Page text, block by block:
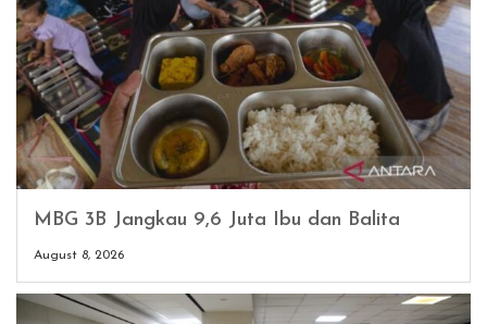
MBG 3B Jangkau 9,6 Juta Ibu dan Balita
August 8, 2026